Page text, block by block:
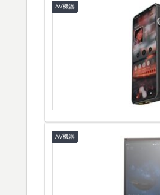
AV機器
AV機器